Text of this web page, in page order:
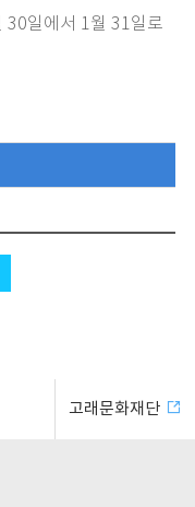
30일에서 1월 31일로
고래문화재단